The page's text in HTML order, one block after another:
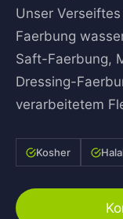
Unser
Faerbung
Saft-Faerbung,
Dressing-
verarbeitetem
Kosher